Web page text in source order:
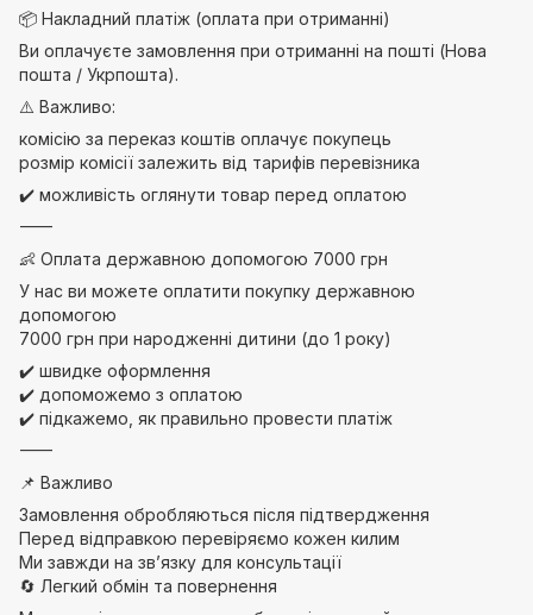
📦 Накладний платіж (оплата при отриманні)
Ви оплачуєте замовлення при отриманні на пошті (Нова
пошта / Укрпошта).
⚠️ Важливо:
комісію за переказ коштів оплачує покупець
розмір комісії залежить від тарифів перевізника
✔️ можливість оглянути товар перед оплатою
⸻
👶 Оплата державною допомогою 7000 грн
У нас ви можете оплатити покупку державною
допомогою
7000 грн при народженні дитини (до 1 року)
✔️ швидке оформлення
✔️ допоможемо з оплатою
✔️ підкажемо, як правильно провести платіж
⸻
📌 Важливо
Замовлення обробляються після підтвердження
Перед відправкою перевіряємо кожен килим
Ми завжди на зв’язку для консультації
🔄 Легкий обмін та повернення